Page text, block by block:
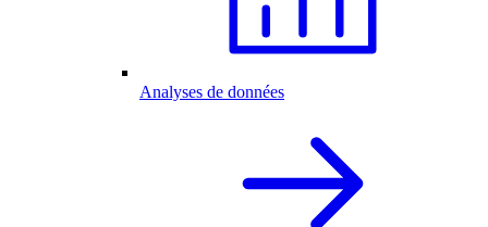
Analyses de données